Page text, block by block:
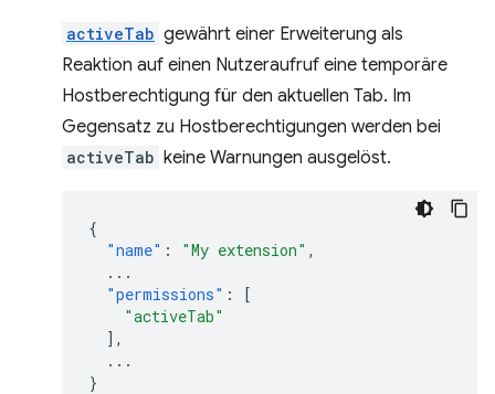
activeTab gewährt einer Erweiterung als
Reaktion auf einen Nutzeraufruf eine temporäre
Hostberechtigung für den aktuellen Tab. Im
Gegensatz zu Hostberechtigungen werden bei
activeTab keine Warnungen ausgelöst.
{
"name" : "My extension" ,
...
"permissions" :
[
"activeTab"
],
...
}